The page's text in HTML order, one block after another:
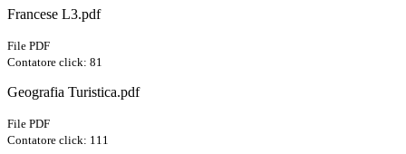
Francese L3.pdf
File PDF
Contatore click: 81
Geografia Turistica.pdf
File PDF
Contatore click: 111